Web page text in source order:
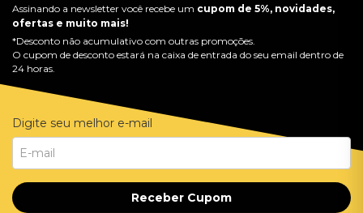
Assinando a newsletter você recebe um cupom de 5%, novidades,
ofertas e muito mais!
*Desconto não acumulativo com outras promoções.
O cupom de desconto estará na caixa de entrada do seu email dentro de
24 horas.
Digite seu melhor e-mail
Receber Cupom